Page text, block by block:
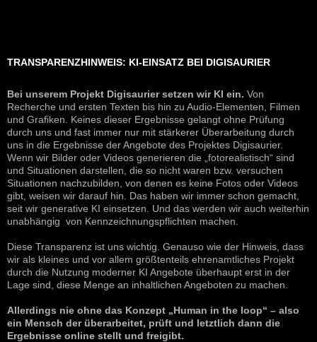
TRANSPARENZHINWEIS: KI-EINSATZ BEI DIGISAURIER
Bei unserem Projekt Digisaurier setzen wir KI ein. Von
Recherche und ersten Texten bis hin zu Audio-Elementen, Filmen
und Grafiken. Keines dieser Ergebnisse gelangt ohne Prüfung
durch uns und fast immer nur mit stärkerer Überarbeitung durch
uns in die Ergebnisse der Angebote des Projektes Digisaurier.
Wenn wir Bilder oder Videos generieren die „fotorealistisch“ sind
und Situationen darstellen, die so nicht waren bzw. versuchen
Situationen nachzubilden, von denen es keine Fotos oder Videos
gibt, weisen wir darauf hin. Das haben wir immer schon gemacht,
seit wir generative KI einsetzen. Und das werden wir auch weiterhin
unabhängig von Kennzeichnungspflichten machen.
Diese Transparenz ist uns wichtig. Genauso wie der Hinweis, dass
wir als kleines und vor allem größtenteils ehrenamtliches Projekt
durch die Nutzung moderner KI Angebote überhaupt erst in der
Lage sind, diese Menge an inhaltlichen Angeboten zu machen.
Allerdings nie ohne das Konzept „Human in the loop“ – also
ein Mensch der überarbeitet, prüft und letztlich dann die
Ergebnisse online stellt und freigibt.